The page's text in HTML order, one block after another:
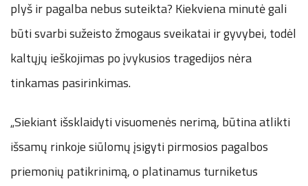
plyš ir pagalba nebus suteikta? Kiekviena minutė gali
būti svarbi sužeisto žmogaus sveikatai ir gyvybei, todėl
kaltųjų ieškojimas po įvykusios tragedijos nėra
tinkamas pasirinkimas.
„Siekiant išsklaidyti visuomenės nerimą, būtina atlikti
išsamų rinkoje siūlomų įsigyti pirmosios pagalbos
priemonių patikrinimą, o platinamus turniketus